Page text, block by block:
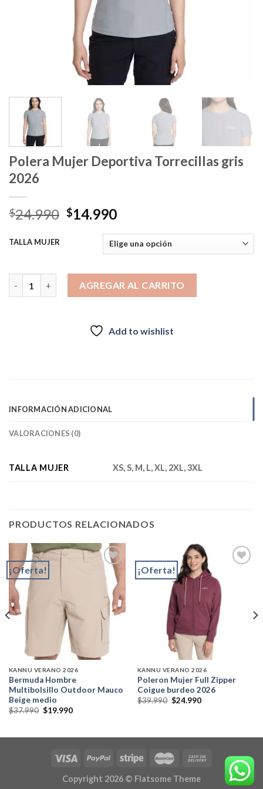
Polera Mujer Deportiva Torrecillas gris
2026
$24.990 El
original
$24.990.
$14.990El
actual
es:
$14.990.
TALLA MUJER
AGREGAR AL CARRITO
Add to wishlist
INFORMACIÓN ADICIONAL
VALORACIONES (0)
TALLA MUJER XS, S, M, L, XL, 2XL, 3XL
PRODUCTOS RELACIONADOS
¡Oferta!
Add to
wishlist
KANNU VERANO 2026
Bermuda Hombre
Multibolsillo Outdoor Mauco
Beige medio
$37.990 El
$37.990.
$19.990El
$19.990.
¡Oferta!
KANNU VERANO 2026
Poleron Mujer Full Zipper
Coigue burdeo 2026
$39.990 El
$24.990El
Copyright 2026 © Flatsome Theme